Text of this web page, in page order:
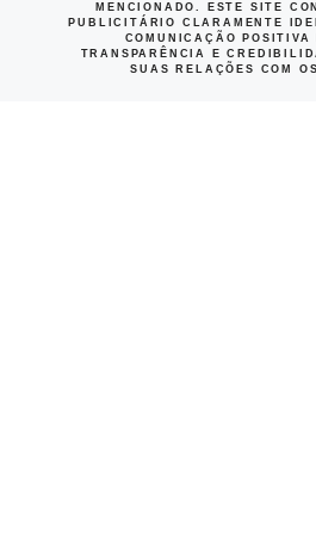
MENCIONADO. ESTE SITE
PUBLICITÁRIO CLARAMENTE
COMUNICAÇÃO POSITIVA
TRANSPARÊNCIA E
SUAS RELAÇÕES COM